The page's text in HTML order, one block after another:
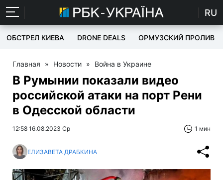
RU
ОБСТРЕЛ КИЕВА DRONE DEALS ОРМУЗСКИЙ ПРОЛИВ
Главная » Новости » Война в Украине
В Румынии показали видео
российской атаки на порт Рени
в Одесской области
12:58 16.08.2023 Ср 1 мин
ЕЛИЗАВЕТА ДРАБКИНА